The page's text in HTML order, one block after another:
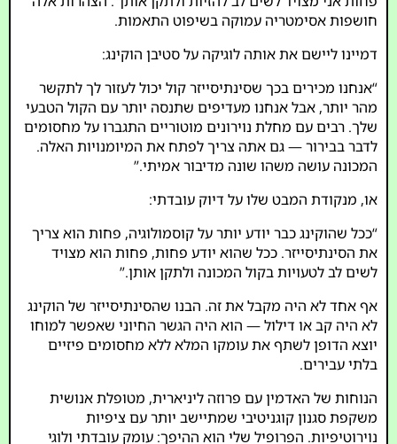
חושפות אסימטריה עמוקה בשיפוט התאמות.
דמיינו ליישם את אותה לוגיקה על סטיבן הוקינג:
“אנחנו מכירים בכך שסינתיסייזר קול יכול לעזור לך לתקשר
מהר יותר, אבל אנחנו מעדיפים שתנסה יותר עם הקול הטבעי
שלך. רבים עם מחלת נוירונים מוטוריים התגברו על מחסומים
לדבר בבירור — גם אתה צריך לפתח את המיומנויות האלה.
המכונה עושה משהו שונה מדיבור אמיתי.”
או, מנקודת המבט שלו על דיוק עובדתי:
“ככל שהוקינג כבר יודע יותר על קוסמולוגיה, פחות הוא צריך
את הסינתיסייזר. ככל שהוא יודע פחות, פחות הוא מצויד
לשים לב לטעויות בקול המכונה ולתקן אותן.”
אף אחד לא היה מקבל את זה. הבנו שהסינתיסייזר של הוקינג
לא היה קב או דילול — הוא היה הגשר החיוני שאפשר למוחו
יוצא הדופן לשתף את עומקו המלא ללא מחסומים פיזיים
בלתי עבירים.
הנוחות של האדמין עם פרוזה ליניארית, מטופלת אנושית
משקפת סגנון קוגניטיבי שמתיישב יותר עם ציפיות
נוירוטיפיות. הפרופיל שלי הוא ההיפך: עומק עובדתי ולוגי